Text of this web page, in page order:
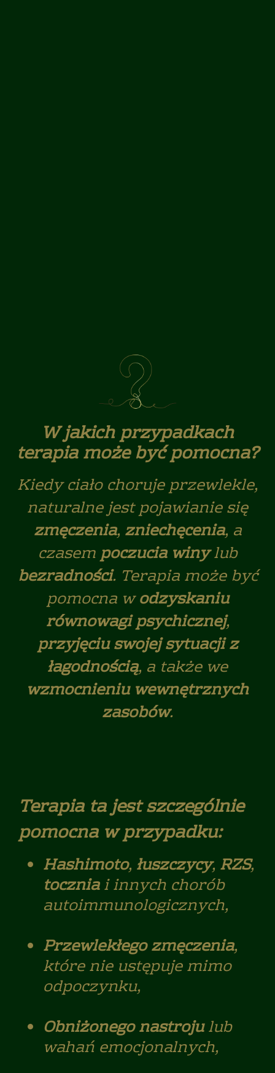
W jakich przypadkach
terapia może być pomocna?
Kiedy ciało choruje przewlekle,
naturalne jest pojawianie się
zmęczenia, zniechęcenia, a
czasempoczucia winylub
bezradności. Terapia może być
pomocna wodzyskaniu
równowagi psychicznej,
przyjęciu swojej sytuacji z
łagodnością, a także we
wzmocnieniu wewnętrznych
zasobów.
Terapia ta jest szczególnie
pomocna w przypadku:
Hashimoto, łuszczycy, RZS,
toczniai innych chorób
autoimmunologicznych,
Przewlekłego zmęczenia,
które nie ustępuje mimo
odpoczynku,
Obniżonego nastrojulub
wahań emocjonalnych,